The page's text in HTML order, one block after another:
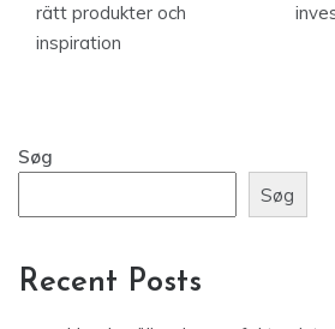
rätt produkter och
inspiration
Søg
Søg
Recent Posts